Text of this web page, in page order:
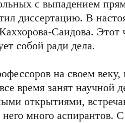
с выпадением
диссертацию. В
Саидова. Этот
собой ради дела.
на своем веку,
время занят научной
открытиями,
него много аспирантов.